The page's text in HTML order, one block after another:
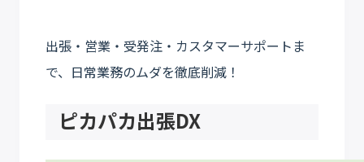
出張・営業・受発注・カスタマーサポートま
で、日常業務のムダを徹底削減！
ピカパカ出張DX